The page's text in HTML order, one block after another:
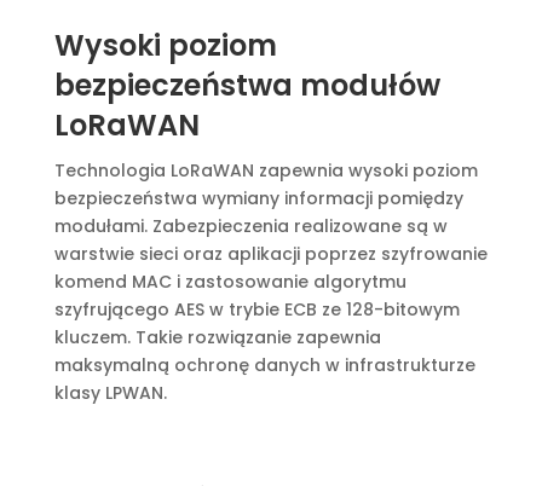
Wysoki poziom
bezpieczeństwa modułów
LoRaWAN
Technologia LoRaWAN zapewnia wysoki poziom
bezpieczeństwa wymiany informacji pomiędzy
modułami. Zabezpieczenia realizowane są w
warstwie sieci oraz aplikacji poprzez szyfrowanie
komend MAC i zastosowanie algorytmu
szyfrującego AES w trybie ECB ze 128-bitowym
kluczem. Takie rozwiązanie zapewnia
maksymalną ochronę danych w infrastrukturze
klasy LPWAN.